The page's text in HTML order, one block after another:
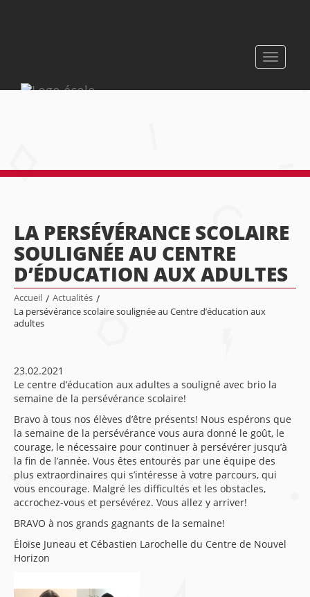
Toggle
LA PERSÉVÉRANCE SCOLAIRE
SOULIGNÉE AU CENTRE
D’ÉDUCATION AUX ADULTES
Accueil / Actualités /
La persévérance scolaire soulignée au Centre d’éducation aux
adultes
23.02.2021
Le centre d’éducation aux adultes a souligné avec brio la
semaine de la persévérance scolaire!
Bravo à tous nos élèves d’être présents! Nous espérons que
la semaine de la persévérance vous aura donné le goût, le
courage, le nécessaire pour continuer à persévérer jusqu’à
la fin de l’année. Vous êtes entourés par une équipe des
plus extraordinaires qui s’intéresse à votre parcours, qui
vous encourage. Malgré les difficultés et les obstacles,
accrochez-vous et persévérez. Vous allez y arriver!
BRAVO à nos grands gagnants de la semaine!
Éloïse Juneau et Cébastien Larochelle du Centre de Nouvel
Horizon